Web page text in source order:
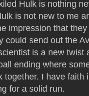
Hulk is nothing
is not new to me
impression that
could send out the
is a new
ending where
together. I have
for a solid run.